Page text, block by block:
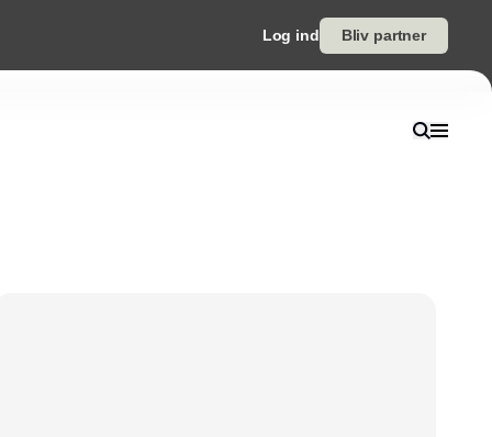
Log ind Bliv partner